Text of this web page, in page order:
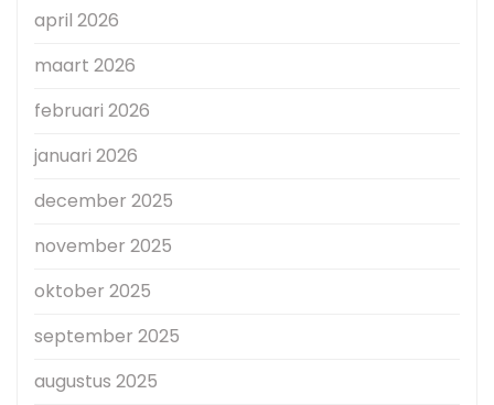
april 2026
maart 2026
februari 2026
januari 2026
december 2025
november 2025
oktober 2025
september 2025
augustus 2025